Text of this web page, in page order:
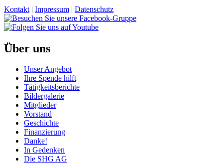
Kontakt | Impressum | Datenschutz
Über uns
Unser Angebot
Ihre Spende hilft
Tätigkeitsberichte
Bildergalerie
Mitglieder
Vorstand
Geschichte
Finanzierung
Danke!
In Gedenken
Die SHG AG